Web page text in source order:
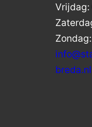
Vrijdag:
breda.nl